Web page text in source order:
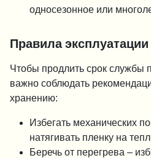
односезонное или
Правила
Чтобы продлить срок службы
важно соблюдать
хранению:
Избегать механических
натягивать пленку на
Беречь от перегрева –